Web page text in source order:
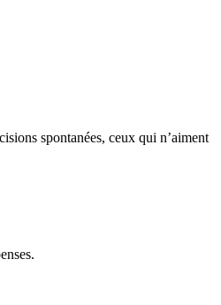
spontanées, ceux qui n’aiment